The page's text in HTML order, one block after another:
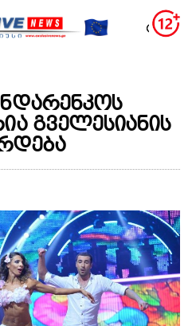
გველესიანის